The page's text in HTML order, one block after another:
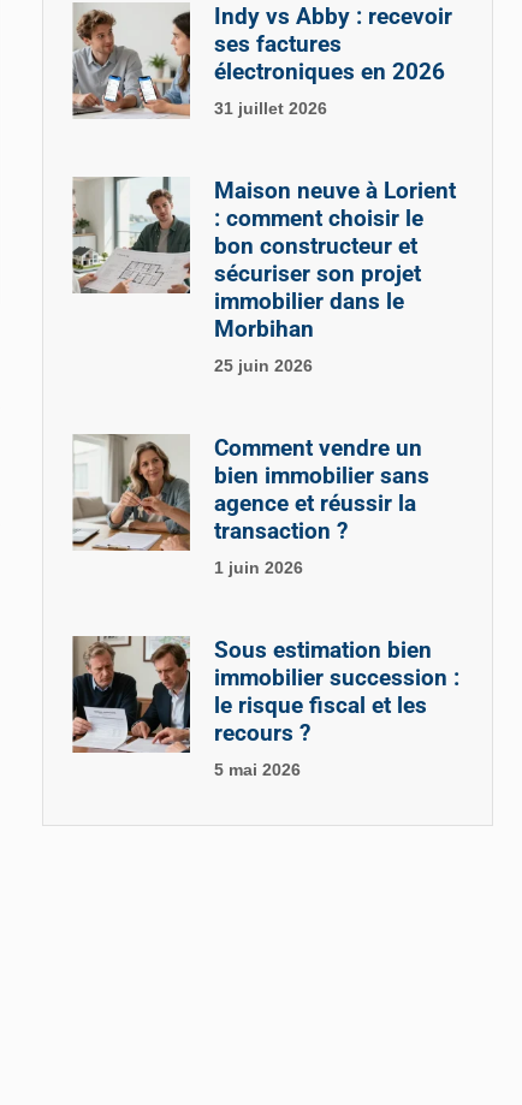
Indy vs Abby : recevoir
ses factures
électroniques en 2026
31 juillet 2026
Maison neuve à Lorient
: comment choisir le
bon constructeur et
sécuriser son projet
immobilier dans le
Morbihan
25 juin 2026
Comment vendre un
bien immobilier sans
agence et réussir la
transaction ?
1 juin 2026
Sous estimation bien
immobilier succession :
le risque fiscal et les
recours ?
5 mai 2026